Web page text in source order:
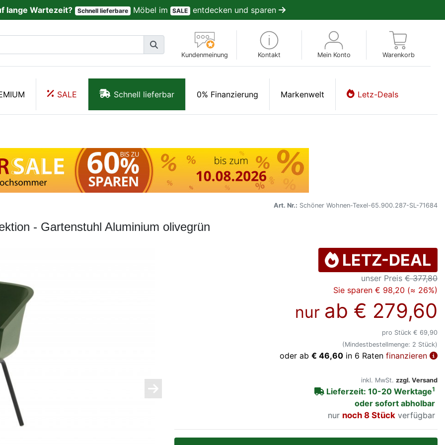
lange Wartezeit? Schnell lieferbare Möbel im SALE entdecken und sparen
Kundenmeinung Kontakt Mein Konto Warenkorb
SALE Schnell lieferbar 0% Finanzierung Markenwelt Letz-Deals
Art. Nr.: Schöner Wohnen-Texel-65.900.287-SL-71684
- Gartenstuhl Aluminium olivegrün
LETZ-DEAL
unser Preis € 377,80
Sie sparen € 98,20 (≈ 26%)
nur ab € 279,60
pro Stück € 69,90
(Mindestbestellmenge: 2 Stück)
oder ab € 46,60 in 6 Raten finanzieren
inkl. MwSt. zzgl. Versand
Lieferzeit: 10-20 Werktage1
oder sofort abholbar
nur
noch 8 Stück verfügbar